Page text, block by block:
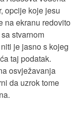
opcije koje jesu
na ekranu redovito
stvarnom
je jasno s kojeg
taj podatak.
osvježavanja
da uzrok tome